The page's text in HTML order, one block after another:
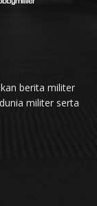
berita militer
militer serta